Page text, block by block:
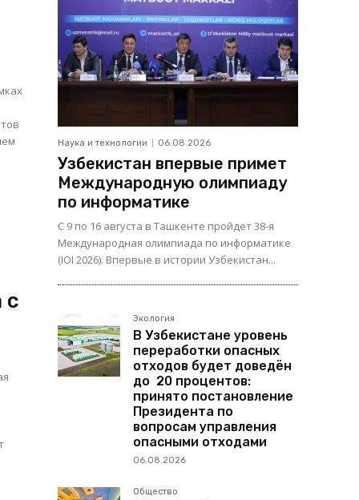
с
Наука и технологии 06.08.2026
Узбекистан впервые примет
Международную олимпиаду
по информатике
С 9 по 16 августа в Ташкенте пройдет 38-я
Международная олимпиада по информатике
(IOI 2026). Впервые в истории Узбекистан...
Экология
В Узбекистане уровень
переработки опасных
отходов будет доведён
до 20 процентов:
принято постановление
Президента по
вопросам управления
опасными отходами
06.08.2026
Общество